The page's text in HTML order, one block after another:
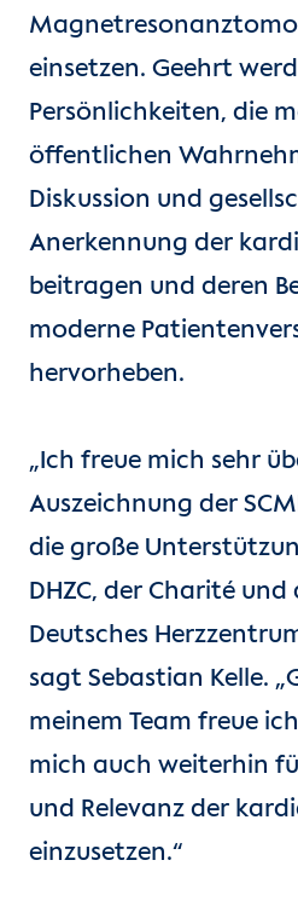
einsetzen. Geehrt
Persönlichkeiten, die
öffentlichen
Diskussion und
Anerkennung der
beitragen und deren
moderne
hervorheben.
„Ich freue mich sehr
Auszeichnung der
die große
DHZC, der Charité
Deutsches
sagt Sebastian Kelle.
meinem Team freue
mich auch weiterhin
und Relevanz der
einzusetzen.“